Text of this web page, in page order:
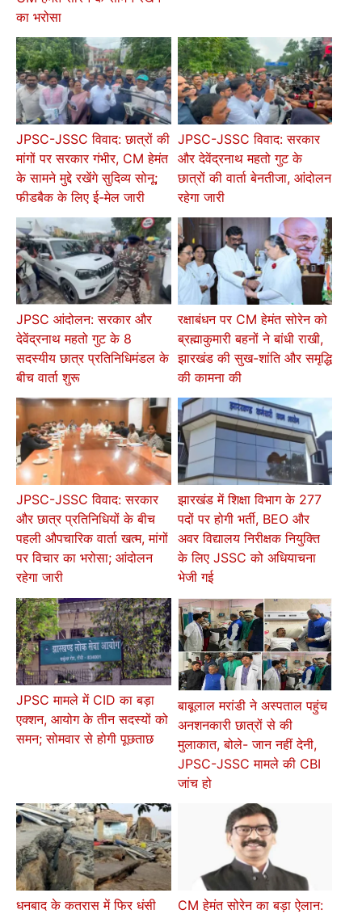
का भरोसा
JPSC-JSSC विवाद: छात्रों की
मांगों पर सरकार गंभीर, CM हेमंत
के सामने मुद्दे रखेंगे सुदिव्य सोनू;
फीडबैक के लिए ई-मेल जारी
JPSC-JSSC विवाद: सरकार
और देवेंद्रनाथ महतो गुट के
छात्रों की वार्ता बेनतीजा, आंदोलन
रहेगा जारी
JPSC आंदोलन: सरकार और
देवेंद्रनाथ महतो गुट के 8
सदस्यीय छात्र प्रतिनिधिमंडल के
बीच वार्ता शुरू
रक्षाबंधन पर CM हेमंत सोरेन को
ब्रह्माकुमारी बहनों ने बांधी राखी,
झारखंड की सुख-शांति और समृद्धि
की कामना की
JPSC-JSSC विवाद: सरकार
और छात्र प्रतिनिधियों के बीच
पहली औपचारिक वार्ता खत्म, मांगों
पर विचार का भरोसा; आंदोलन
रहेगा जारी
झारखंड में शिक्षा विभाग के 277
पदों पर होगी भर्ती, BEO और
अवर विद्यालय निरीक्षक नियुक्ति
के लिए JSSC को अधियाचना
भेजी गई
JPSC मामले में CID का बड़ा
एक्शन, आयोग के तीन सदस्यों को
समन; सोमवार से होगी पूछताछ
बाबूलाल मरांडी ने अस्पताल पहुंच
अनशनकारी छात्रों से की
मुलाकात, बोले- जान नहीं देनी,
JPSC-JSSC मामले की CBI
जांच हो
धनबाद के कतरास में फिर धंसी
CM हेमंत सोरेन का बड़ा ऐलान: